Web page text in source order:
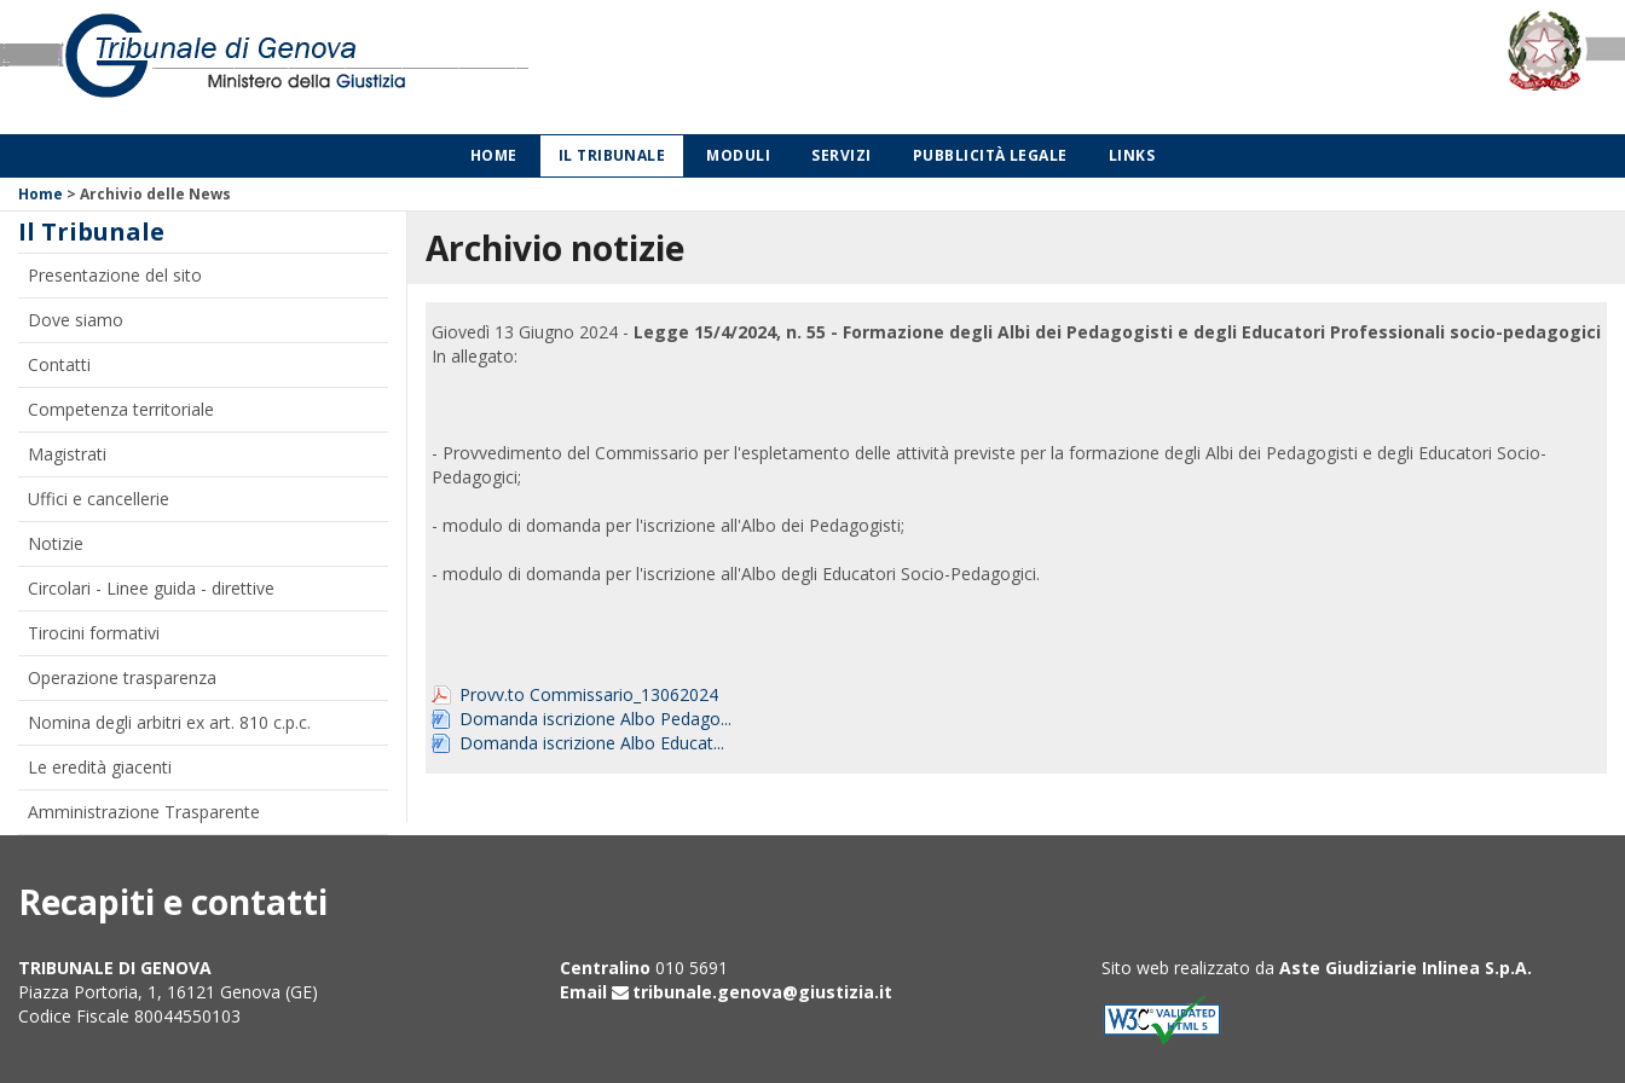
HOME IL TRIBUNALE MODULI SERVIZI PUBBLICITÀ LEGALE
LINKS
Home > Archivio delle News
Il Tribunale
Presentazione del sito
Dove siamo
Contatti
Competenza territoriale
Magistrati
Uffici e cancellerie
Notizie
Circolari - Linee guida - direttive
Tirocini formativi
Operazione trasparenza
Nomina degli arbitri ex art. 810 c.p.c.
Le eredità giacenti
Amministrazione Trasparente
Archivio notizie
Giovedì 13 Giugno 2024 - Legge 15/4/2024, n. 55 - Formazione degli Albi dei Pedagogisti e degli Educatori Professionali socio-pedagogici
In allegato:
- Provvedimento del Commissario per l'espletamento delle attività previste per la formazione degli Albi dei Pedagogisti e degli Educatori Socio-
Pedagogici;
- modulo di domanda per l'iscrizione all'Albo dei Pedagogisti;
- modulo di domanda per l'iscrizione all'Albo degli Educatori Socio-Pedagogici.
Provv.to Commissario_13062024
Domanda iscrizione Albo Pedago...
Domanda iscrizione Albo Educat...
Recapiti e contatti
TRIBUNALE DI GENOVA
Piazza Portoria, 1, 16121 Genova (GE)
Codice Fiscale 80044550103
Centralino 010 5691
Email
tribunale.genova@giustizia.it
Sito web realizzato da Aste Giudiziarie Inlinea S.p.A.